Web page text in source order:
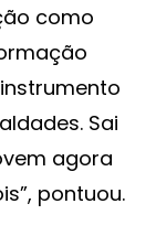
como
Sai
agora
pontuou.